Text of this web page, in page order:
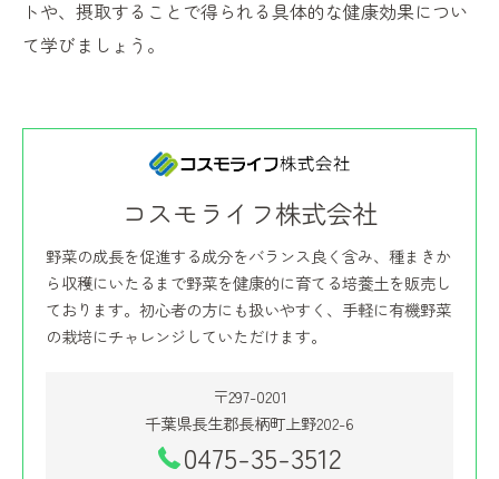
トや、摂取することで得られる具体的な健康効果につい
て学びましょう。
コスモライフ株式会社
野菜の成長を促進する成分をバランス良く含み、種まきか
ら収穫にいたるまで野菜を健康的に育てる培養土を販売し
ております。初心者の方にも扱いやすく、手軽に有機野菜
の栽培にチャレンジしていただけます。
〒297-0201
千葉県長生郡長柄町上野202-6
0475-35-3512